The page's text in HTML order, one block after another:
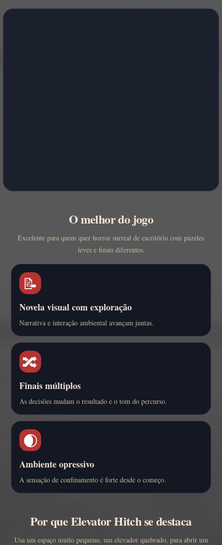
O melhor do jogo
Excelente para quem quer horror surreal de escritório com puzzles
leves e finais diferentes.
📝
Novela visual com exploração
Narrativa e interação ambiental avançam juntas.
🔀
Finais múltiplos
As decisões mudam o resultado e o tom do percurso.
🌒
Ambiente opressivo
A sensação de confinamento é forte desde o começo.
Por que Elevator Hitch se destaca
Usa um espaço muito pequeno, um elevador quebrado, para abrir um